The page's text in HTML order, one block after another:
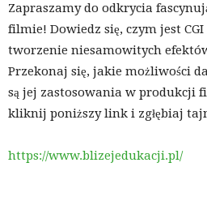
Zapraszamy do odkrycia
filmie! Dowiedz się, czym jest
tworzenie niesamowitych
Przekonaj się, jakie możliwości
są jej zastosowania w produkcji
kliknij poniższy link i zgłębiaj
https://www.blizejedukacji.pl/